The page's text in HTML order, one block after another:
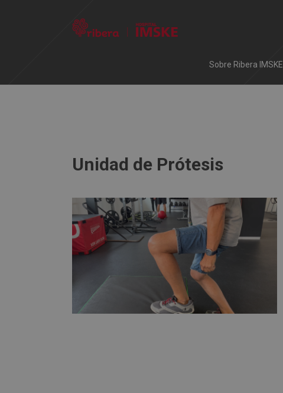
Sobre Ribera IMSKE
Unidad de Prótesis